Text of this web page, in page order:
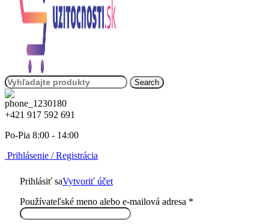
Search
+421 917 592 691
Po-Pia 8:00 - 14:00
Prihlásenie / Registrácia
Prihlásiť saVytvoriť účet
Používateľské meno alebo e-mailová adresa *